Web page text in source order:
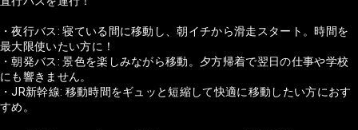
・夜行バス: 寝ている間に移動し、朝イチから滑走スタート。時間を
最大限使いたい方に！
・朝発バス: 景色を楽しみながら移動。夕方帰着で翌日の仕事や学校
にも響きません。
・JR新幹線: 移動時間をギュッと短縮して快適に移動したい方におす
すめ。